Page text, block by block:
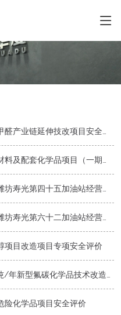
业链延伸技改项目安全预评价
化学品项目（一期）安全预评价
五加油站经营危险化学品安全评价报告
二加油站经营危险化学品安全评价报告
项目改造项目专项安全评价
技术改造项目安全设施竣工验收评价报告
险化学品项目安全评价